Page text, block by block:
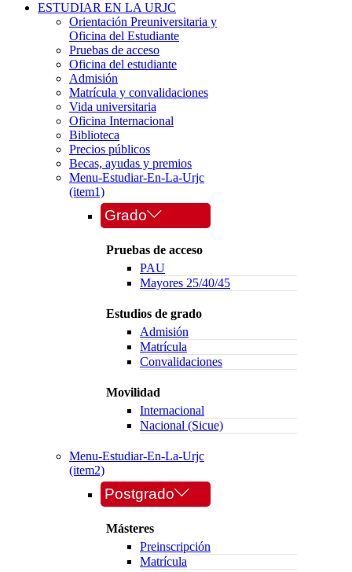
ESTUDIAR EN LA URJC
Orientación Preuniversitaria y
Oficina del Estudiante
Pruebas de acceso
Oficina del estudiante
Admisión
Matrícula y convalidaciones
Vida universitaria
Oficina Internacional
Biblioteca
Precios públicos
Becas, ayudas y premios
Menu-Estudiar-En-La-Urjc
(item1)
Grado
Pruebas de acceso
PAU
Mayores 25/40/45
Estudios de grado
Admisión
Matrícula
Convalidaciones
Movilidad
Internacional
Nacional (Sicue)
Menu-Estudiar-En-La-Urjc
(item2)
Postgrado
Másteres
Preinscripción
Matrícula